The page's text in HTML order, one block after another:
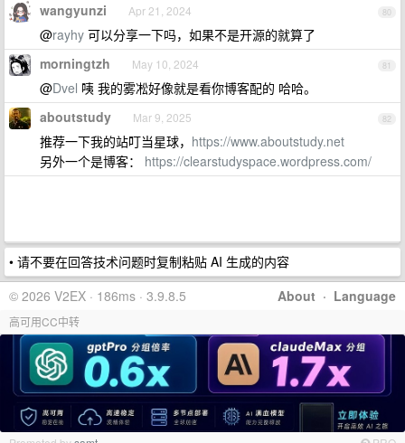
80
wangyunzi Apr 21, 2024
@rayhy 可以分享一下吗，如果不是开源的就算了
81
morningtzh May 10, 2024
@Dvel 咦 我的雾凇好像就是看你博客配的 哈哈。
82
aboutstudy Mar 9, 2025
推荐一下我的站叮当星球， https://www.aboutstudy.net
另外一个是博客： https://clearstudyspace.wordpress.com/
• 请不要在回答技术问题时复制粘贴 AI 生成的内容
About · Language
© 2026 V2EX · 186ms · 3.9.8.5
高可用CC中转